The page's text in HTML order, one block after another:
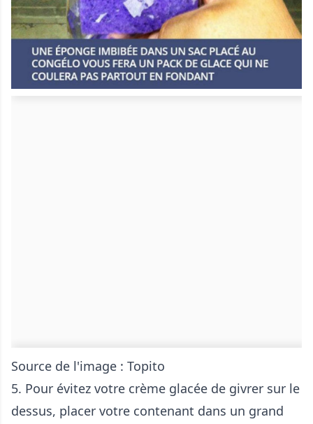
Source de l'image : Topito
5. Pour évitez votre crème glacée de givrer sur le
dessus, placer votre contenant dans un grand